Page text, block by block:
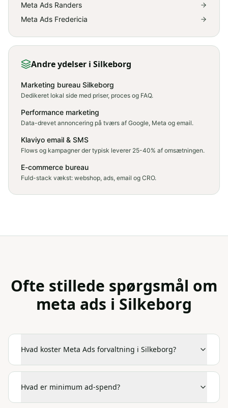
Meta Ads Randers
Meta Ads Fredericia
Andre ydelser i Silkeborg
Marketing bureau Silkeborg
Dedikeret lokal side med priser, proces og FAQ.
Performance marketing
Data-drevet annoncering på tværs af Google, Meta og email.
Klaviyo email & SMS
Flows og kampagner der typisk leverer 25-40% af omsætningen.
E-commerce bureau
Fuld-stack vækst: webshop, ads, email og CRO.
Ofte stillede spørgsmål om
meta ads i Silkeborg
Hvad koster Meta Ads forvaltning i Silkeborg?
Hvad er minimum ad-spend?